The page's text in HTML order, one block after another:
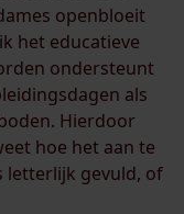
openbloeit
het educatieve
ondersteunt
als
Hierdoor
hoe het aan te
letterlijk gevuld, of